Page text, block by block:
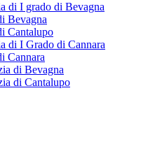
di I grado di Bevagna
Bevagna
Cantalupo
di I Grado di Cannara
Cannara
di Bevagna
di Cantalupo